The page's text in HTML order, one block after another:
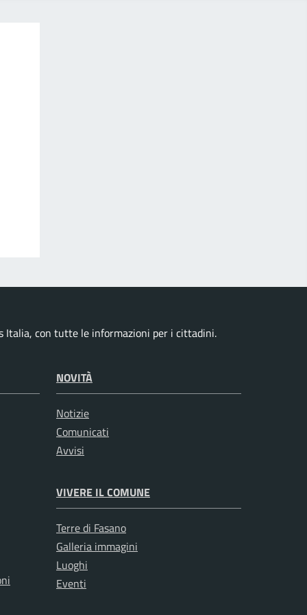
Italia, con tutte le informazioni per i cittadini.
NOVITÀ
Notizie
Comunicati
Avvisi
VIVERE IL COMUNE
Terre di Fasano
Galleria immagini
Luoghi
Eventi